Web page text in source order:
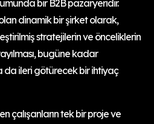
bir B2B pazaryeridir.
dinamik bir şirket olarak,
stratejilerin ve önceliklerin
bugüne kadar
da ileri götürecek bir ihtiyaç
çalışanların tek bir proje ve